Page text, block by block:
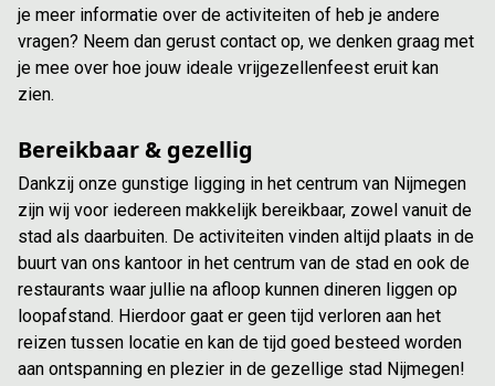
je meer informatie over de activiteiten of heb je andere
vragen? Neem dan gerust contact op, we denken graag met
je mee over hoe jouw ideale vrijgezellenfeest eruit kan
zien.
Bereikbaar & gezellig
Dankzij onze gunstige ligging in het centrum van Nijmegen
zijn wij voor iedereen makkelijk bereikbaar, zowel vanuit de
stad als daarbuiten. De activiteiten vinden altijd plaats in de
buurt van ons kantoor in het centrum van de stad en ook de
restaurants waar jullie na afloop kunnen dineren liggen op
loopafstand. Hierdoor gaat er geen tijd verloren aan het
reizen tussen locatie en kan de tijd goed besteed worden
aan ontspanning en plezier in de gezellige stad Nijmegen!